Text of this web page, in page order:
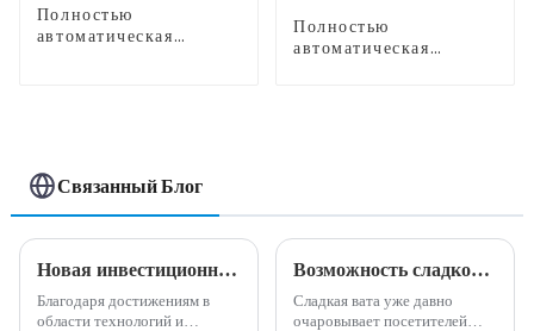
Полностью
автоматическая
Полностью
автоматическая
Связанный Блог
Новая инвестиционная возможность - полностью автоматическая машина для производства сладкой ваты
Благодаря достижениям в
области технологий и
Возможность сладкого бизнеса: преимущества машины для производства сладкой ваты
Сладкая вата уже давно
очаровывает посетителей